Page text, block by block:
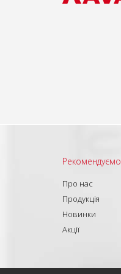
Рекомендуємо
Про нас
Продукція
Новинки
Акції